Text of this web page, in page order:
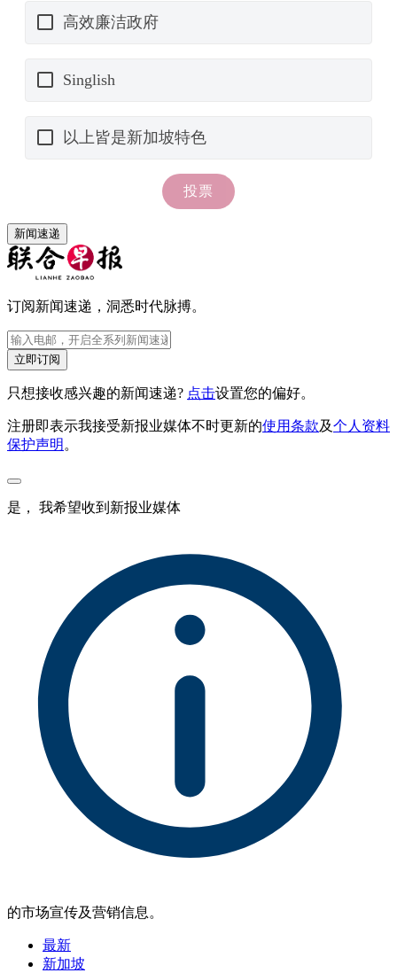
新闻速递
订阅新闻速递，洞悉时代脉搏。
立即订阅
只想接收感兴趣的新闻速递? 点击设置您的偏好。
注册即表示我接受新报业媒体不时更新的使用条款及个人资料
保护声明 。
是， 我希望收到新报业媒体
的市场宣传及营销信息。
最新
新加坡